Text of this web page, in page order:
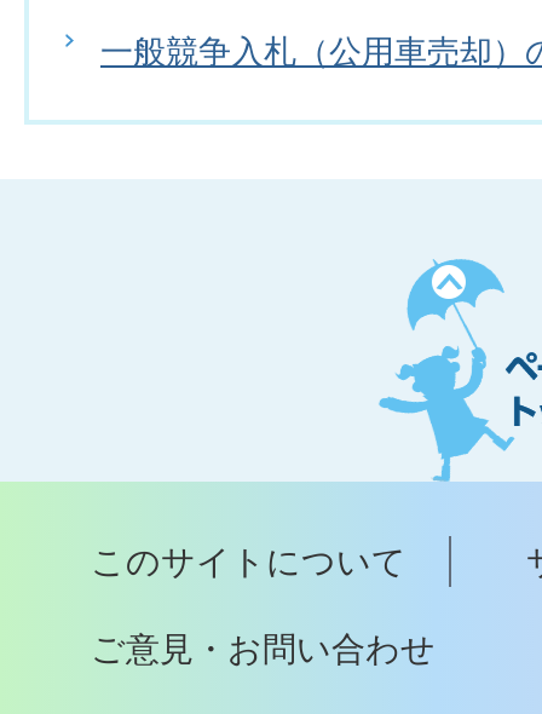
一般競争入札（公用車売却）
ペ
ー
ジ
ト
ッ
へ
このサイトについて
ご意見・お問い合わせ